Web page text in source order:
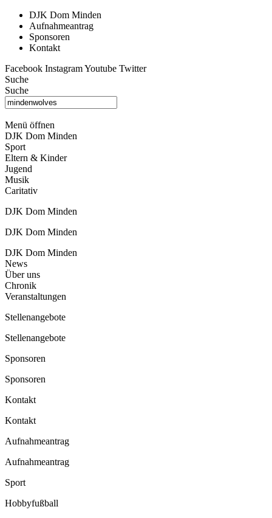
DJK Dom Minden
Aufnahmeantrag
Sponsoren
Kontakt
Facebook InstagramYoutube Twitter
Suche
Suche
Menü öffnen
DJK Dom Minden
Sport
Eltern & Kinder
Jugend
Musik
Caritativ
DJK Dom Minden
DJK Dom Minden
DJK Dom Minden
News
Über uns
Chronik
Veranstaltungen
Stellenangebote
Stellenangebote
Sponsoren
Sponsoren
Kontakt
Kontakt
Aufnahmeantrag
Aufnahmeantrag
Sport
Hobbyfußball